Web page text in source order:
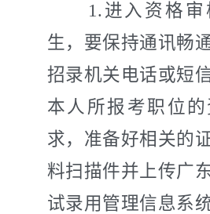
1. 进入资格
生，要保持通讯畅
招录机关电话或短
本人所报考职位
求，准备好相关的
料扫描件并上传广
试录用管理信息系